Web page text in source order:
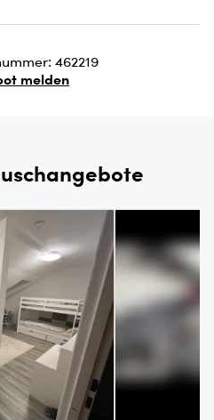
462219
melden